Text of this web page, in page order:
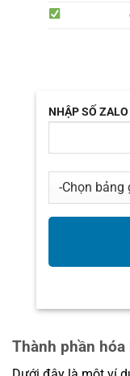
NHẬP SỐ ZALO
Thành phần hóa